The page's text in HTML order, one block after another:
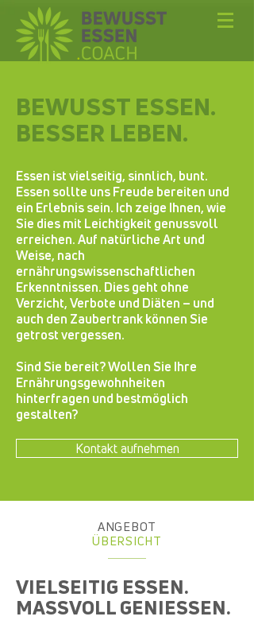
BEWUSST ESSEN.
BESSER LEBEN.
Essen ist vielseitig, sinnlich, bunt.
Essen sollte uns Freude bereiten und
ein Erlebnis sein. Ich zeige Ihnen, wie
Sie dies mit Leichtigkeit genussvoll
erreichen. Auf natürliche Art und
Weise, nach
ernährungswissenschaftlichen
Erkenntnissen. Dies geht ohne
Verzicht, Verbote und Diäten – und
auch den Zaubertrank können Sie
getrost vergessen.
Sind Sie bereit? Wollen Sie Ihre
Ernährungsgewohnheiten
hinterfragen und bestmöglich
gestalten?
Kontakt aufnehmen
ANGEBOT
ÜBERSICHT
VIELSEITIG ESSEN.
MASSVOLL GENIESSEN.